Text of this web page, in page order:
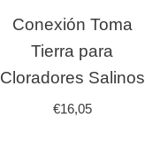
Conexión Toma
Tierra para
Cloradores Salinos
€16,05